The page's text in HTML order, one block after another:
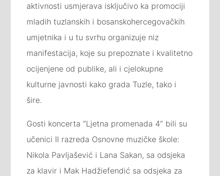
aktivnosti usmjerava isključivo ka promociji
mladih tuzlanskih i bosanskohercegovačkih
umjetnika i u tu svrhu organizuje niz
manifestacija, koje su prepoznate i kvalitetno
ocijenjene od publike, ali i cjelokupne
kulturne javnosti kako grada Tuzle, tako i
šire.
Gosti koncerta “Ljetna promenada 4” bili su
učenici II razreda Osnovne muzičke škole:
Nikola Pavljašević i Lana Sakan, sa odsjeka
za klavir i Mak Hadžiefendić sa odsjeka za